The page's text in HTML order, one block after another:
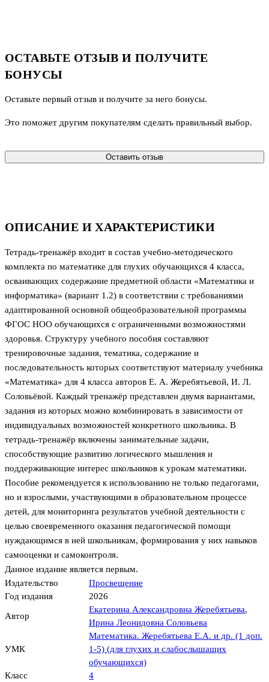
ОПИСАНИЕ И ХАРАКТЕРИСТИКИ
Тетрадь-тренажёр входит в состав учебно-методического
комплекта по математике для глухих обучающихся 4 класса,
осваивающих содержание предметной области «Математика и
информатика» (вариант 1.2) в соответствии с требованиями
адаптированной основной общеобразовательной программы
ФГОС НОО обучающихся с ограниченными возможностями
здоровья. Структуру учебного пособия составляют
тренировочные задания, тематика, содержание и
последовательность которых соответствуют материалу учебника
«Математика» для 4 класса авторов Е. А. Жеребятьевой, И. Л.
Соловьёвой. Каждый тренажёр представлен двумя вариантами,
задания из которых можно комбинировать в зависимости от
индивидуальных возможностей конкретного школьника. В
тетрадь-тренажёр включены занимательные задачи,
способствующие развитию логического мышления и
поддерживающие интерес школьников к урокам математики.
Пособие рекомендуется к использованию не только педагогами,
но и взрослыми, участвующими в образовательном процессе
детей, для мониторинга результатов учебной деятельности с
целью своевременного оказания педагогической помощи
нуждающимся в ней школьникам, формирования у них навыков
самооценки и самоконтроля.
Данное издание является первым.
Издательство
Просвещение
Год издания
2026
Автор
Екатерина Александровна Жеребятьева,
Ирина Леонидовна Соловьева
УМК
Математика. Жеребятьева Е.А. и др. (1 доп.
1-5) (для глухих и слабослышащих
обучающихся)
Класс
4
ОСТАВЬТЕ ОТЗЫВ И ПОЛУЧИТЕ
БОНУСЫ
Оставьте первый отзыв и получите за него бонусы.
Это поможет другим покупателям сделать правильный выбор.
Оставить отзыв